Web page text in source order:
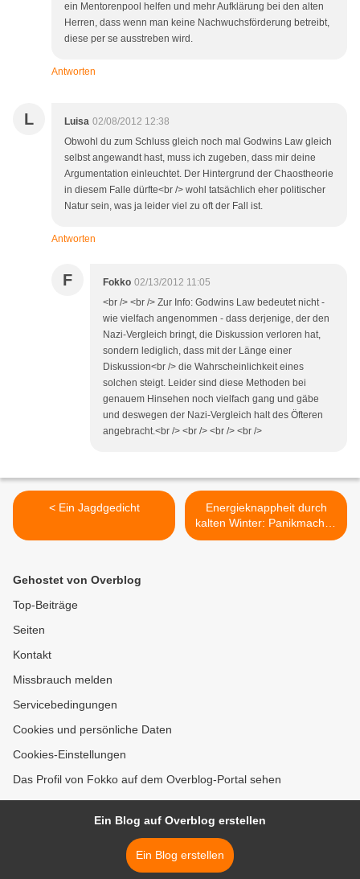
ein Mentorenpool helfen und mehr Aufklärung bei den alten
Herren, dass wenn man keine Nachwuchsförderung betreibt,
diese per se ausstreben wird.
Antworten
L Luisa 02/08/2012 12:38
Obwohl du zum Schluss gleich noch mal Godwins Law gleich
selbst angewandt hast, muss ich zugeben, dass mir deine
Argumentation einleuchtet. Der Hintergrund der Chaostheorie
in diesem Falle dürfte<br /> wohl tatsächlich eher politischer
Natur sein, was ja leider viel zu oft der Fall ist.
Antworten
F Fokko 02/13/2012 11:05
<br /> <br /> Zur Info: Godwins Law bedeutet nicht -
wie vielfach angenommen - dass derjenige, der den
Nazi-Vergleich bringt, die Diskussion verloren hat,
sondern lediglich, dass mit der Länge einer
Diskussion<br /> die Wahrscheinlichkeit eines
solchen steigt. Leider sind diese Methoden bei
genauem Hinsehen noch vielfach gang und gäbe
und deswegen der Nazi-Vergleich halt des Öfteren
angebracht.<br /> <br /> <br /> <br />
< Ein Jagdgedicht
Energieknappheit durch
kalten Winter: Panikmache?
>
Gehostet von Overblog
Top-Beiträge
Seiten
Kontakt
Missbrauch melden
Servicebedingungen
Cookies und persönliche Daten
Cookies-Einstellungen
Das Profil von Fokko auf dem Overblog-Portal sehen
Ein Blog auf Overblog erstellen
Ein Blog erstellen